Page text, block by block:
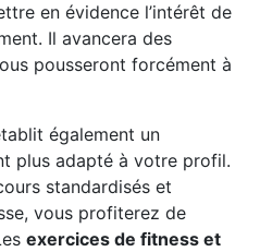
en évidence l’intérêt de
Il avancera des
pousseront forcément à
également un
plus adapté à votre profil.
standardisés et
vous profiterez de
exercices de fitness et